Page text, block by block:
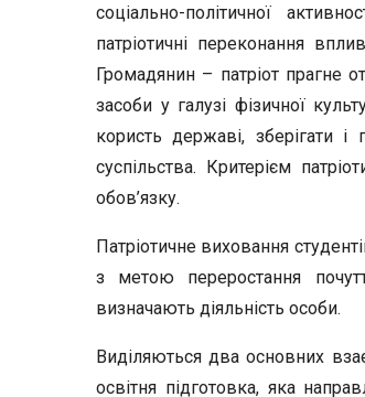
соціально-політичної
патріотичні переконання
Громадянин – патріот прагне
засоби у галузі фізичної
користь державі, зберігати і
суспільства. Критерієм
обов’язку.
Патріотичне виховання
з метою переростання
визначають діяльність особи.
Виділяються два основних
освітня підготовка, яка